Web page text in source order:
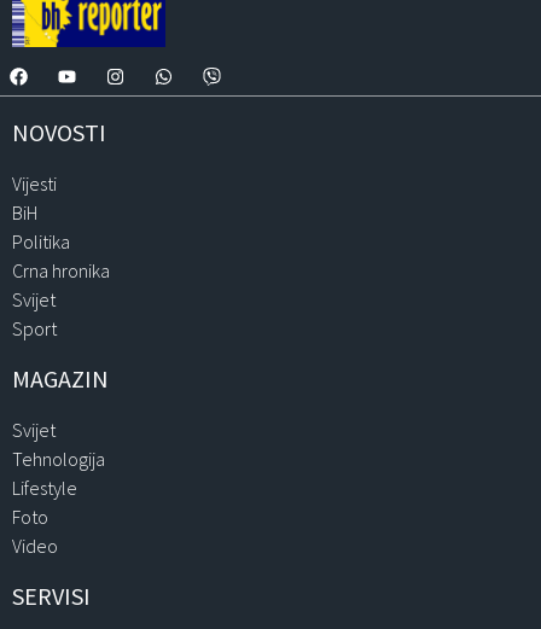
NOVOSTI
Vijesti
BiH
Politika
Crna hronika
Svijet
Sport
MAGAZIN
Svijet
Tehnologija
Lifestyle
Foto
Video
SERVISI